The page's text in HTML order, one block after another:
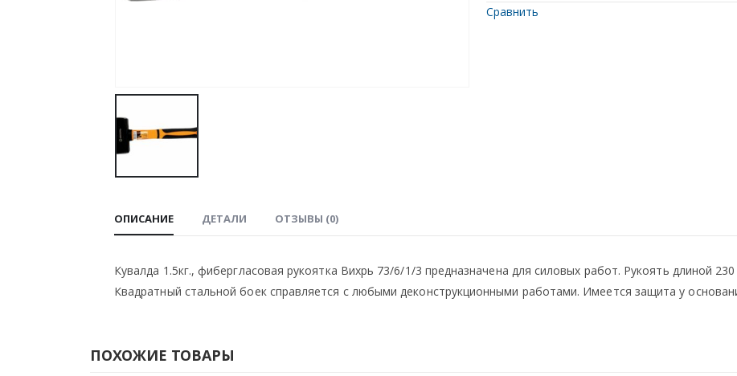
Сравнить
ОПИСАНИЕ ДЕТАЛИ ОТЗЫВЫ (0)
Кувалда 1.5кг., фибергласовая рукоятка Вихрь 73/6/1/3 предназначена для силовых работ. Рукоять длиной
Квадратный стальной боек справляется с любыми деконструкционными работами. Имеется защита у
ПОХОЖИЕ ТОВАРЫ